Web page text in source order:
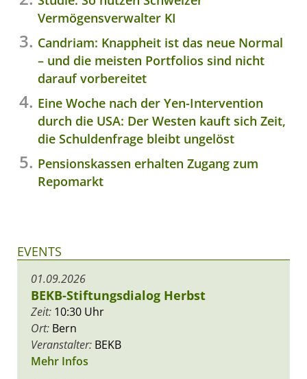
Vermögensverwalter KI
Candriam: Knappheit ist das neue Normal
– und die meisten Portfolios sind nicht
darauf vorbereitet
Eine Woche nach der Yen-Intervention
durch die USA: Der Westen kauft sich Zeit,
die Schuldenfrage bleibt ungelöst
Pensionskassen erhalten Zugang zum
Repomarkt
EVENTS
01.09.2026
BEKB-Stiftungsdialog Herbst
Zeit: 10:30 Uhr
Ort: Bern
Veranstalter: BEKB
Mehr Infos